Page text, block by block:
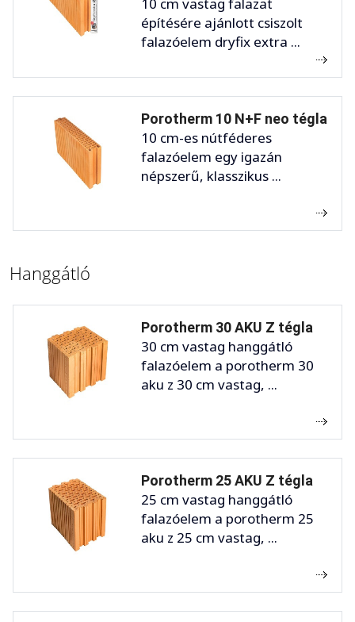
építésére ajánlott csiszolt
falazóelem dryfix extra ...
Porotherm 10 N+F neo tégla
10 cm-es nútféderes
falazóelem egy igazán
népszerű, klasszikus ...
Hanggátló
Porotherm 30 AKU Z tégla
30 cm vastag hanggátló
falazóelem a porotherm 30
aku z 30 cm vastag, ...
Porotherm 25 AKU Z tégla
25 cm vastag hanggátló
falazóelem a porotherm 25
aku z 25 cm vastag, ...